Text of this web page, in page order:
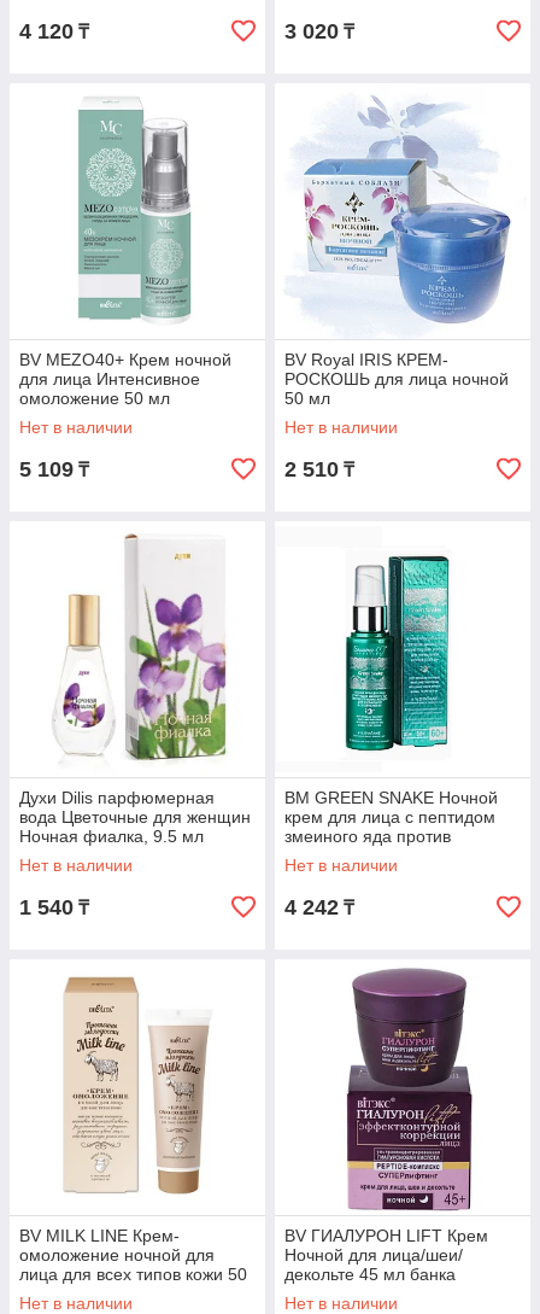
4 120 ₸ 3 020 ₸
BV MEZO40+ Крем ночной
для лица Интенсивное
омоложение 50 мл
Нет в наличии
5 109 ₸
BV Royal IRIS КРЕМ-
РОСКОШЬ для лица ночной
50 мл
Нет в наличии
2 510 ₸
Духи Dilis парфюмерная
вода Цветочные для женщин
Ночная фиалка, 9.5 мл
Нет в наличии
1 540 ₸
BM GREEN SNAKE Ночной
крем для лица с пептидом
змеиного яда против
глубоких морщин 60+ 50мл
Нет в наличии
4 242 ₸
BV MILK LINE Крем-
омоложение ночной для
лица для всех типов кожи 50
мл
Нет в наличии
BV ГИАЛУРОН LIFT Крем
Ночной для лица/шеи/
декольте 45 мл банка
Нет в наличии